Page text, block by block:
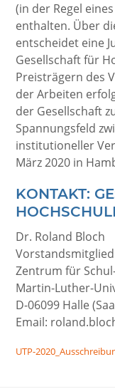
(in der Regel
enthalten. Über
entscheidet eine
Gesellschaft für
Preisträgern des
der Arbeiten
der Gesellschaft
Spannungsfeld
institutioneller
März 2020 in
KONTAKT:
Dr. Roland Bloch
Vorstandsmitglied
Zentrum für
Martin-Luther-
D-06099 Halle
Email:
UTP-